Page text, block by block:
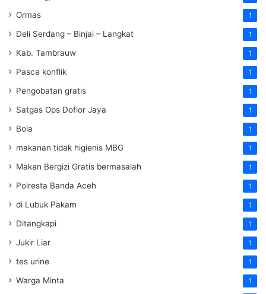
Ormas 1
Deli Serdang – Binjai – Langkat 1
Kab. Tambrauw 1
Pasca konflik 1
Pengobatan gratis 1
Satgas Ops Dofior Jaya 1
Bola 1
makanan tidak higienis MBG 1
Makan Bergizi Gratis bermasalah 1
Polresta Banda Aceh 1
di Lubuk Pakam 1
Ditangkapi 1
Jukir Liar 1
tes urine 1
Warga Minta 1